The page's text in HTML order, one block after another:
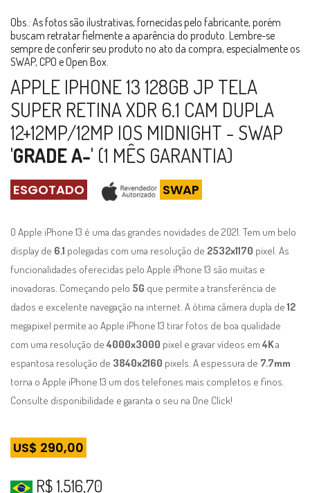
Obs.: As fotos são ilustrativas, fornecidas pelo fabricante, porém
buscam retratar fielmente a aparência do produto. Lembre-se
sempre de conferir seu produto no ato da compra, especialmente os
SWAP, CPO e Open Box.
APPLE IPHONE 13 128GB JP TELA
SUPER RETINA XDR 6.1 CAM DUPLA
12+12MP/12MP IOS MIDNIGHT - SWAP
'GRADE A-' (1 MÊS GARANTIA)
ESGOTADO SWAP
O Apple iPhone 13 é uma das grandes novidades de 2021. Tem um belo
display de 6.1 polegadas com uma resolução de 2532x1170 pixel. As
funcionalidades oferecidas pelo Apple iPhone 13 são muitas e
inovadoras. Começando pelo 5G que permite a transferência de
dados e excelente navegação na internet. A ótima câmera dupla de12
megapixel permite ao Apple iPhone 13 tirar fotos de boa qualidade
com uma resolução de 4000x3000 pixel e gravar vídeos em 4Ka
espantosa resolução de 3840x2160 pixels. A espessura de 7.7mm
torna o Apple iPhone 13 um dos telefones mais completos e finos.
Consulte disponibilidade e garanta o seu na One Click!
US$ 290,00
R$ 1.516,70